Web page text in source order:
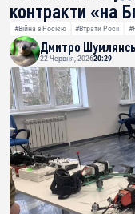
контракти «на
#Війна з Росією #Втрати Росії
Дмитро
22 Червня, 202620:29